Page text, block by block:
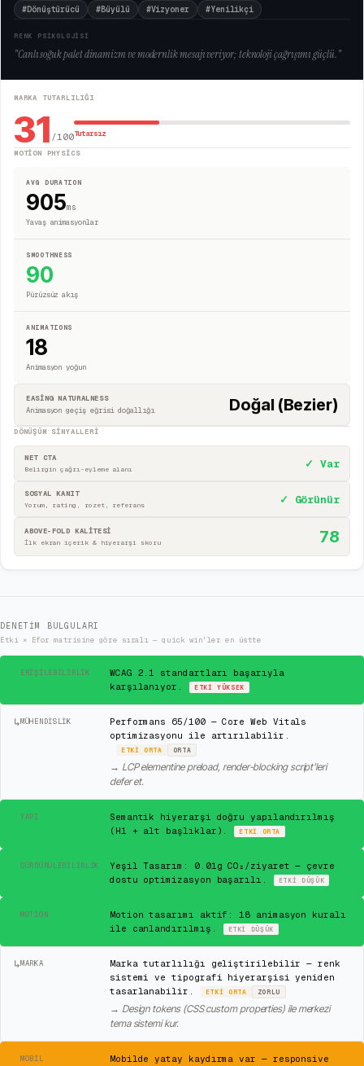
#Dönüştürücü #Büyülü #Vizyoner #Yenilikçi
RENK PSİKOLOJİSİ
"Canlı soğuk palet dinamizm ve modernlik mesajı veriyor; teknoloji çağrışımı güçlü."
MARKA TUTARLILIĞI
31 /100Tutarsız
MOTION PHYSICS
AVG DURATION
905ms
Yavaş animasyonlar
SMOOTHNESS
90
Pürüzsüz akış
ANIMATIONS
18
Animasyon yoğun
EASING NATURALNESS
Animasyon geçiş eğrisi doğallığı
Doğal (Bezier)
DÖNÜŞÜM SINYALLERI
NET CTA
Belirgin çağrı-eyleme alanı ✓ Var
SOSYAL KANIT
Yorum, rating, rozet, referans ✓ Görünür
ABOVE-FOLD KALİTESİ
İlk ekran içerik & hiyerarşi skoru 78
DENETIM BULGULARI
Etki × Efor matrisine göre sıralı — quick win'ler en üstte
ERIŞILEBILIRLIK
WCAG 2.1 standartları başarıyla
karşılanıyor.
ETKIYÜKSEK
↳MÜHENDISLIK
Performans 65/100 — Core Web Vitals
optimizasyonu ile artırılabilir.
ETKIORTA ORTA
→ LCP elementine preload, render-blocking script'leri
defer et.
YAPI
Semantik hiyerarşi doğru yapılandırılmış
(H1 + alt başlıklar).
ETKI ORTA
SÜRDÜRÜLEBILIRLIK
Yeşil Tasarım: 0.01g CO₂/ziyaret — çevre
dostu optimizasyon başarılı.
ETKI DÜŞÜK
MOTION
Motion tasarımı aktif: 18 animasyon kuralı
ile canlandırılmış.
ETKI DÜŞÜK
↳MARKA
Marka tutarlılığı geliştirilebilir — renk
sistemi ve tipografi hiyerarşisi yeniden
tasarlanabilir.
ETKIORTA ZORLU
→ Design tokens (CSS custom properties) ile merkezi
tema sistemi kur.
MOBIL
Mobilde yatay kaydırma var — responsive